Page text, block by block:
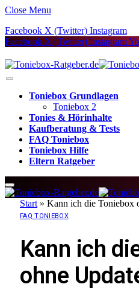
Close Menu
Facebook X (Twitter) Instagram
Facebook X (Twitter) Instagram
Toniebox Grundlagen
Toniebox 2
Tonies & Hörinhalte
Kaufberatung & Tests
FAQ Toniebox
Toniebox Hilfe
Eltern Ratgeber
Start » Kann ich die Toniebox
FAQ TONIEBOX
Kann ich
ohne